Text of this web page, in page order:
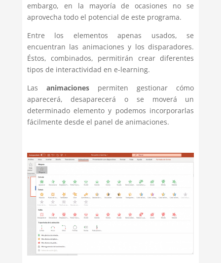
embargo, en la mayoría de ocasiones no se
aprovecha todo el potencial de este programa.
Entre los elementos apenas usados, se
encuentran las animaciones y los disparadores.
Éstos, combinados, permitirán crear diferentes
tipos de interactividad en e-learning.
Las animaciones permiten gestionar cómo
aparecerá, desaparecerá o se moverá un
determinado elemento y podemos incorporarlas
fácilmente desde el panel de animaciones.